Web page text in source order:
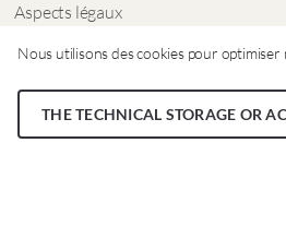
Nous utilisons des cookies pour
THE TECHNICAL STORAGE OR
Aspects légaux
Protection des données